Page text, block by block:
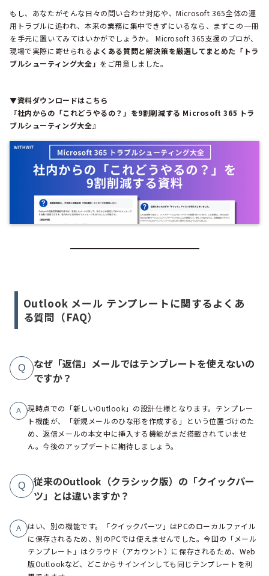
もし、あなたがそんな日々の問い合わせ対応や、Microsoft 365全体の運
用トラブルに追われ、本来の業務に集中できずにいるなら、まずこの一冊
を手元に置いてみてはいかがでしょうか。 Microsoft 365支援のプロが、
現場で実際に寄せられる よくある質問と解決策を厳選してまとめた「トラ
ブルシューティング大全」 をご用意しました。
▼資料ダウンロードはこちら
『社内からの「これどうやるの？」を9割削減する Microsoft 365 トラ
ブルシューティング大全』
Outlook メール テンプレートに関するよくあ
る質問（FAQ）
Q
なぜ「返信」メールではテンプレートを使えないの
ですか？
A
現時点での「新しいOutlook」の設計仕様となります。テンプレー
ト機能が、「新規メールのひな形を作成する」という位置づけのた
め、返信メールの本文中に挿入する機能がまだ搭載されていませ
ん。今後のアップデートに期待しましょう。
Q
従来のOutlook（クラシック版）の「クイックパー
ツ」とは違いますか？
A
はい、別の機能です。「クイックパーツ」はPCのローカルファイル
に保存されるため、別のPCでは使えませんでした。今回の「メール
テンプレート」はクラウド（アカウント）に保存されるため、Web
版Outlookなど、どこからサインインしても同じテンプレートを利